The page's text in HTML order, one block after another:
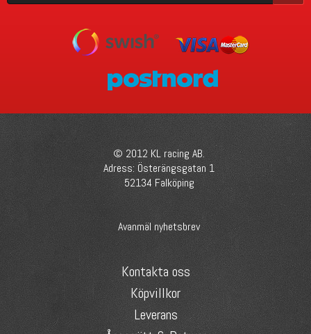
© 2012 KL racing AB.
Adress: Österängsgatan 1
52134 Falköping
Avanmäl nyhetsbrev
Kontakta oss
Köpvillkor
Leverans